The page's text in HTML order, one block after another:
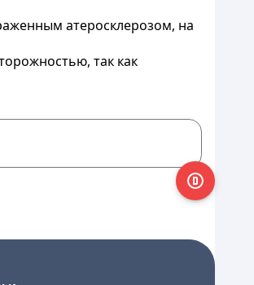
атеросклерозом, на
так как